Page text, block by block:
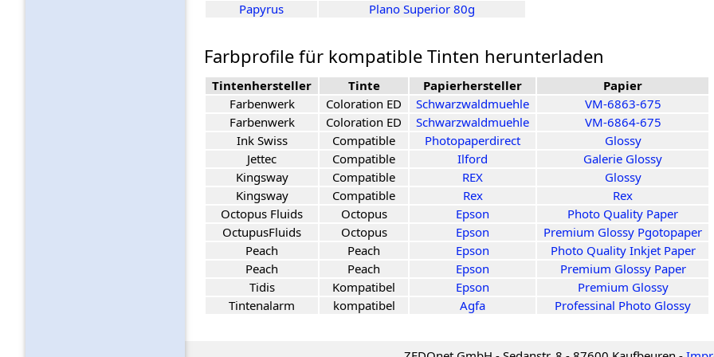
Papyrus
Plano Superior 80g
Farbprofile für kompatible Tinten herunterladen
Tintenhersteller Tinte Papierhersteller
Papier
Farbenwerk
Coloration ED Schwarzwaldmuehle
VM-6863-675
Farbenwerk
Coloration ED Schwarzwaldmuehle
VM-6864-675
Ink Swiss
Compatible Photopaperdirect
Glossy
Jettec
Compatible Ilford
Galerie Glossy
Kingsway
Compatible REX
Glossy
Kingsway
Compatible Rex
Rex
Octopus Fluids
Octopus Epson
Photo Quality Paper
OctupusFluids
Octopus Epson
Premium Glossy Pgotopaper
Peach
Peach Epson
Photo Quality Inkjet Paper
Peach
Peach Epson
Premium Glossy Paper
Tidis
Kompatibel Epson
Premium Glossy
Tintenalarm
kompatibel Agfa Professinal Photo Glossy